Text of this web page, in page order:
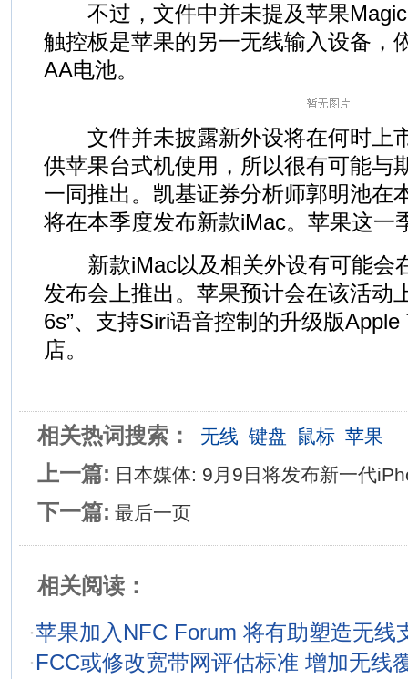
不过，文件中并未提及苹果Magic
触控板是苹果的另一无线输入设备，
AA电池。
文件并未披露新外设将在何时上
供苹果台式机使用，所以很有可能与
一同推出。凯基证券分析师郭明池在
将在本季度发布新款iMac。苹果这一
新款iMac以及相关外设有可能会
发布会上推出。苹果预计会在该活动
6s”、支持Siri语音控制的升级版
店。
相关热词搜索： 无线 键盘 鼠标 苹果
上一篇: 日本媒体: 9月9日将发布新一代
下一篇: 最后一页
相关阅读：
·苹果加入NFC Forum 将有助塑造无线
·FCC或修改宽带网评估标准 增加无线